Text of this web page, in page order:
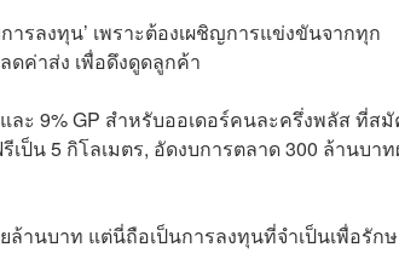
รลงทุน’ เพราะต้องเผชิญการแข่งขันจากทุก
ค่าส่ง เพื่อดึงดูดลูกค้า
ละ 9% GP สำหรับออเดอร์คนละครึ่งพลัส ที่ส
ป็น 5 กิโลเมตร, อัดงบการตลาด 300 ล้านบา
ล้านบาท แต่นี่ถือเป็นการลงทุนที่จำเป็นเพื่อรัก